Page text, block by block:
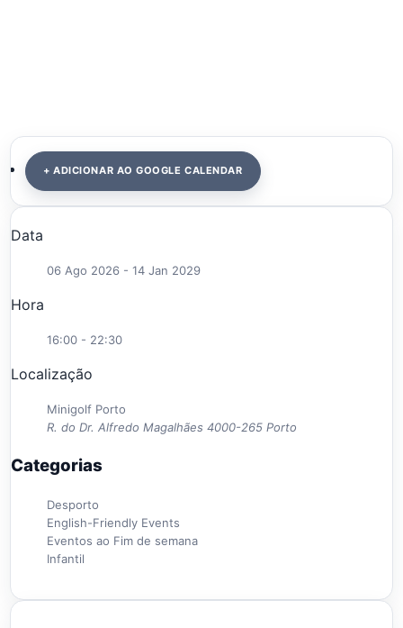
+ ADICIONAR AO GOOGLE CALENDAR
Data
06 Ago 2026 - 14 Jan 2029
Hora
16:00 - 22:30
Localização
Minigolf Porto
R. do Dr. Alfredo Magalhães 4000-265 Porto
Categorias
Desporto
English-Friendly Events
Eventos ao Fim de semana
Infantil